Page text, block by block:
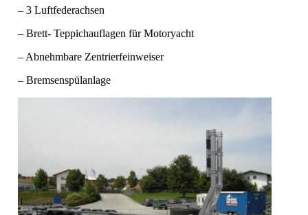
– 3 Luftfederachsen
– Brett- Teppichauflagen für Motoryacht
– Abnehmbare Zentrierfeinweiser
– Bremsenspülanlage